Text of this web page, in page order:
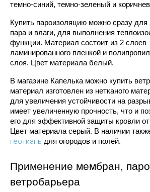
темно-синий, темно-зеленый и
Купить пароизоляцию можно сразу
пара и влаги, для выполнения
функции. Материал состоит из 2 слоев
ламинированного пленкой и
слоя. Цвет материала белый.
В магазине Капелька можно купить
материал изготовлен из нетканого
для увеличения устойчивости на
имеет увеличенную прочность, что и
его для эффективной защиты кровли от
геоткань для огородов и полей.
Применение мембран,
ветробарьера